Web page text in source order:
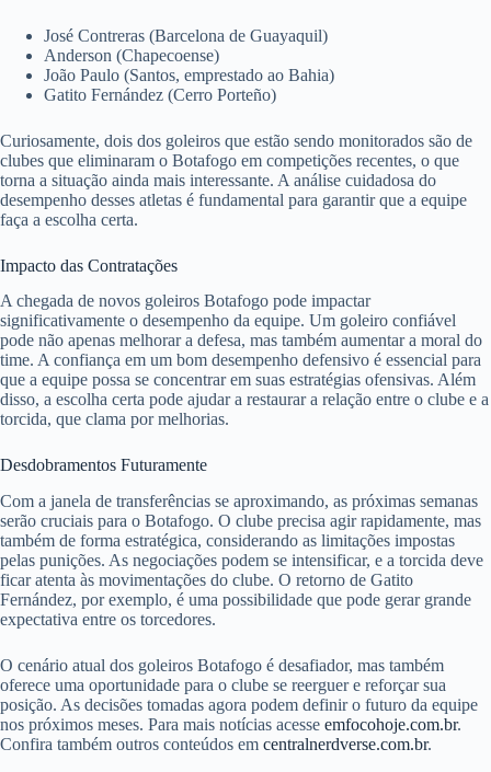
José Contreras (Barcelona de Guayaquil)
Anderson (Chapecoense)
João Paulo (Santos, emprestado ao Bahia)
Gatito Fernández (Cerro Porteño)
Curiosamente, dois dos goleiros que estão sendo monitorados são de
clubes que eliminaram o Botafogo em competições recentes, o que
torna a situação ainda mais interessante. A análise cuidadosa do
desempenho desses atletas é fundamental para garantir que a equipe
faça a escolha certa.
Impacto das Contratações
A chegada de novos goleiros Botafogo pode impactar
significativamente o desempenho da equipe. Um goleiro confiável
pode não apenas melhorar a defesa, mas também aumentar a moral do
time. A confiança em um bom desempenho defensivo é essencial para
que a equipe possa se concentrar em suas estratégias ofensivas. Além
disso, a escolha certa pode ajudar a restaurar a relação entre o clube e a
torcida, que clama por melhorias.
Desdobramentos Futuramente
Com a janela de transferências se aproximando, as próximas semanas
serão cruciais para o Botafogo. O clube precisa agir rapidamente, mas
também de forma estratégica, considerando as limitações impostas
pelas punições. As negociações podem se intensificar, e a torcida deve
ficar atenta às movimentações do clube. O retorno de Gatito
Fernández, por exemplo, é uma possibilidade que pode gerar grande
expectativa entre os torcedores.
O cenário atual dos goleiros Botafogo é desafiador, mas também
oferece uma oportunidade para o clube se reerguer e reforçar sua
posição. As decisões tomadas agora podem definir o futuro da equipe
nos próximos meses. Para mais notícias acesse emfocohoje.com.br.
Confira também outros conteúdos em centralnerdverse.com.br.